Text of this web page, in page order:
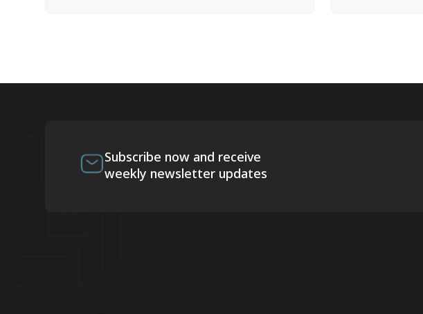
Subscribe now and receive
weekly newsletter updates